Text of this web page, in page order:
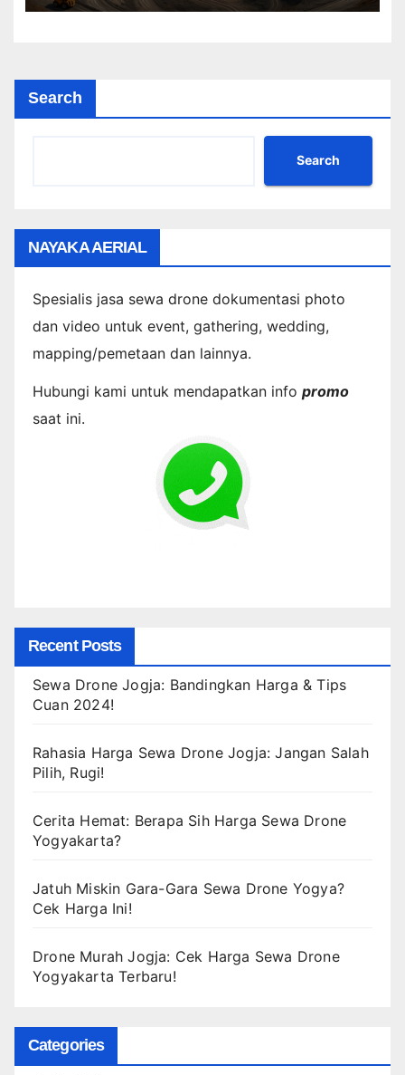
Search
Search
NAYAKA AERIAL
Spesialis jasa sewa drone dokumentasi photo
dan video untuk event, gathering, wedding,
mapping/pemetaan dan lainnya.
Hubungi kami untuk mendapatkan info promo
saat ini.
Recent Posts
Sewa Drone Jogja: Bandingkan Harga & Tips
Cuan 2024!
Rahasia Harga Sewa Drone Jogja: Jangan Salah
Pilih, Rugi!
Cerita Hemat: Berapa Sih Harga Sewa Drone
Yogyakarta?
Jatuh Miskin Gara-Gara Sewa Drone Yogya?
Cek Harga Ini!
Drone Murah Jogja: Cek Harga Sewa Drone
Yogyakarta Terbaru!
Categories